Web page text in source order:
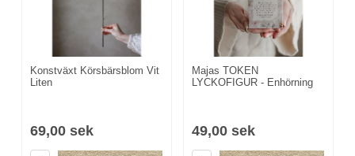
Konstväxt Körsbärsblom Vit
Liten
69,00 sek
Majas TOKEN
LYCKOFIGUR - Enhörning
49,00 sek